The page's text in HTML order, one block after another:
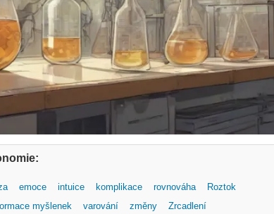
emoce intuice komplikace rovnováha
Roztok
myšlenek
varování změny Zrcadlení